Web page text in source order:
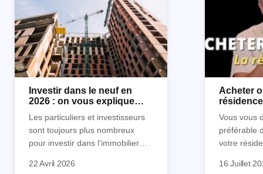
Investir dans le neuf en
2026 : on vous explique
Les particuliers et investisseurs
sont toujours plus nombreux
pour investir dans l’immobilier
nombreux avantages à choisir ce
22 Avril 2026
Acheter
Vous vous
préférable
votre
pour
16 Juillet